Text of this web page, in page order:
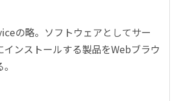
の略。ソフトウェアとしてサー
インストールする製品をWebブラウ